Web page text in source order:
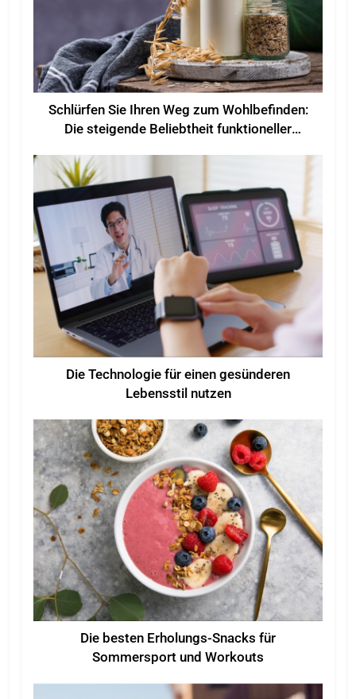
Schlürfen Sie Ihren Weg zum Wohlbefinden:
Die steigende Beliebtheit funktioneller
Die Technologie für einen gesünderen
Lebensstil nutzen
Die besten Erholungs-Snacks für
Sommersport und Workouts